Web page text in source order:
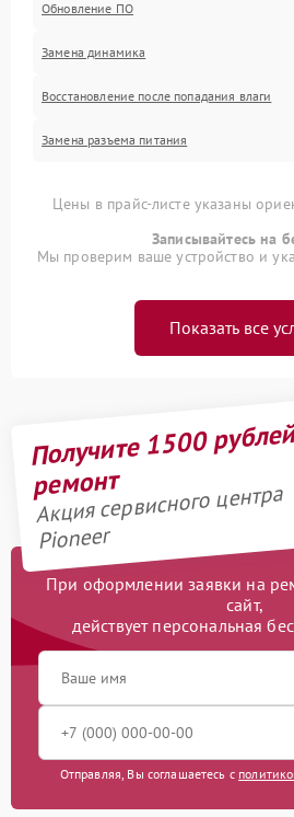
Обновление ПО
Замена динамика
Восстановление после попадания влаги
Замена разъема питания
Цены в прайс-листе указаны
Записывайтесь на
Мы проверим ваше устройство и
Показать все
Получите 1500
ремонт
Акция сервисного центра
Pioneer
При оформлении заявки на
сайт,
действует персональная
Отправляя, Вы соглашаетесь с